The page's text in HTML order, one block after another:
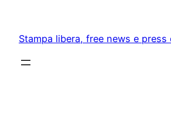
content
Stampa libera, free news e press